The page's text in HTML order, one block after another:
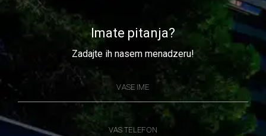
Imate pitanja?
Zadajte ih nasem menadzeru!
VASE IME
VAS TELEFON